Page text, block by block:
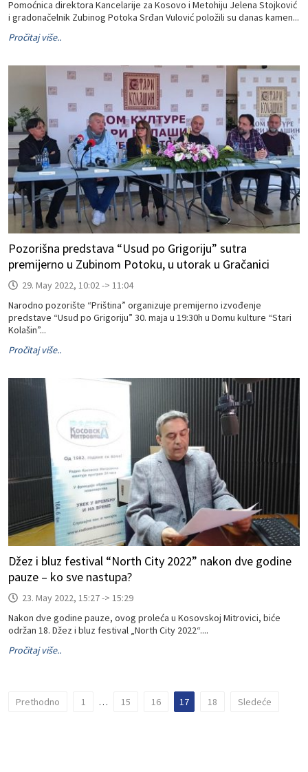
Pomoćnica direktora Kancelarije za Kosovo i Metohiju Jelena Stojković
i gradonačelnik Zubinog Potoka Srđan Vulović položili su danas kamen...
Pročitaj više..
Pozorišna predstava “Usud po Grigoriju” sutra
premijerno u Zubinom Potoku, u utorak u Gračanici
29. May 2022, 10:02 -> 11:04
Narodno pozorište “Priština” organizuje premijerno izvođenje
predstave “Usud po Grigoriju” 30. maja u 19:30h u Domu kulture “Stari
Kolašin”...
Pročitaj više..
Džez i bluz festival “North City 2022” nakon dve godine
pauze – ko sve nastupa?
23. May 2022, 15:27 -> 15:29
Nakon dve godine pauze, ovog proleća u Kosovskoj Mitrovici, biće
održan 18. Džez i bluz festival „North City 2022“....
Pročitaj više..
Prethodno 1 … 15 16 17 18 Sledeće